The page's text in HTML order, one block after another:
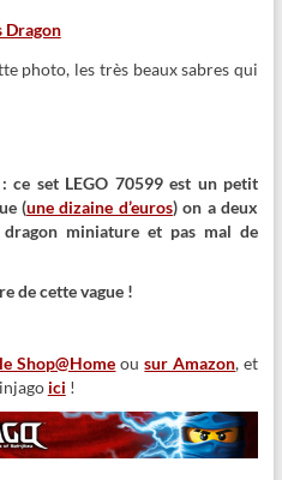
photo, les très beaux sabres qui
ce set LEGO 70599 est un petit
(une dizaine d’euros) on a deux
miniature et pas mal de
de cette vague !
Shop@Home ousur Amazon, et
ici !